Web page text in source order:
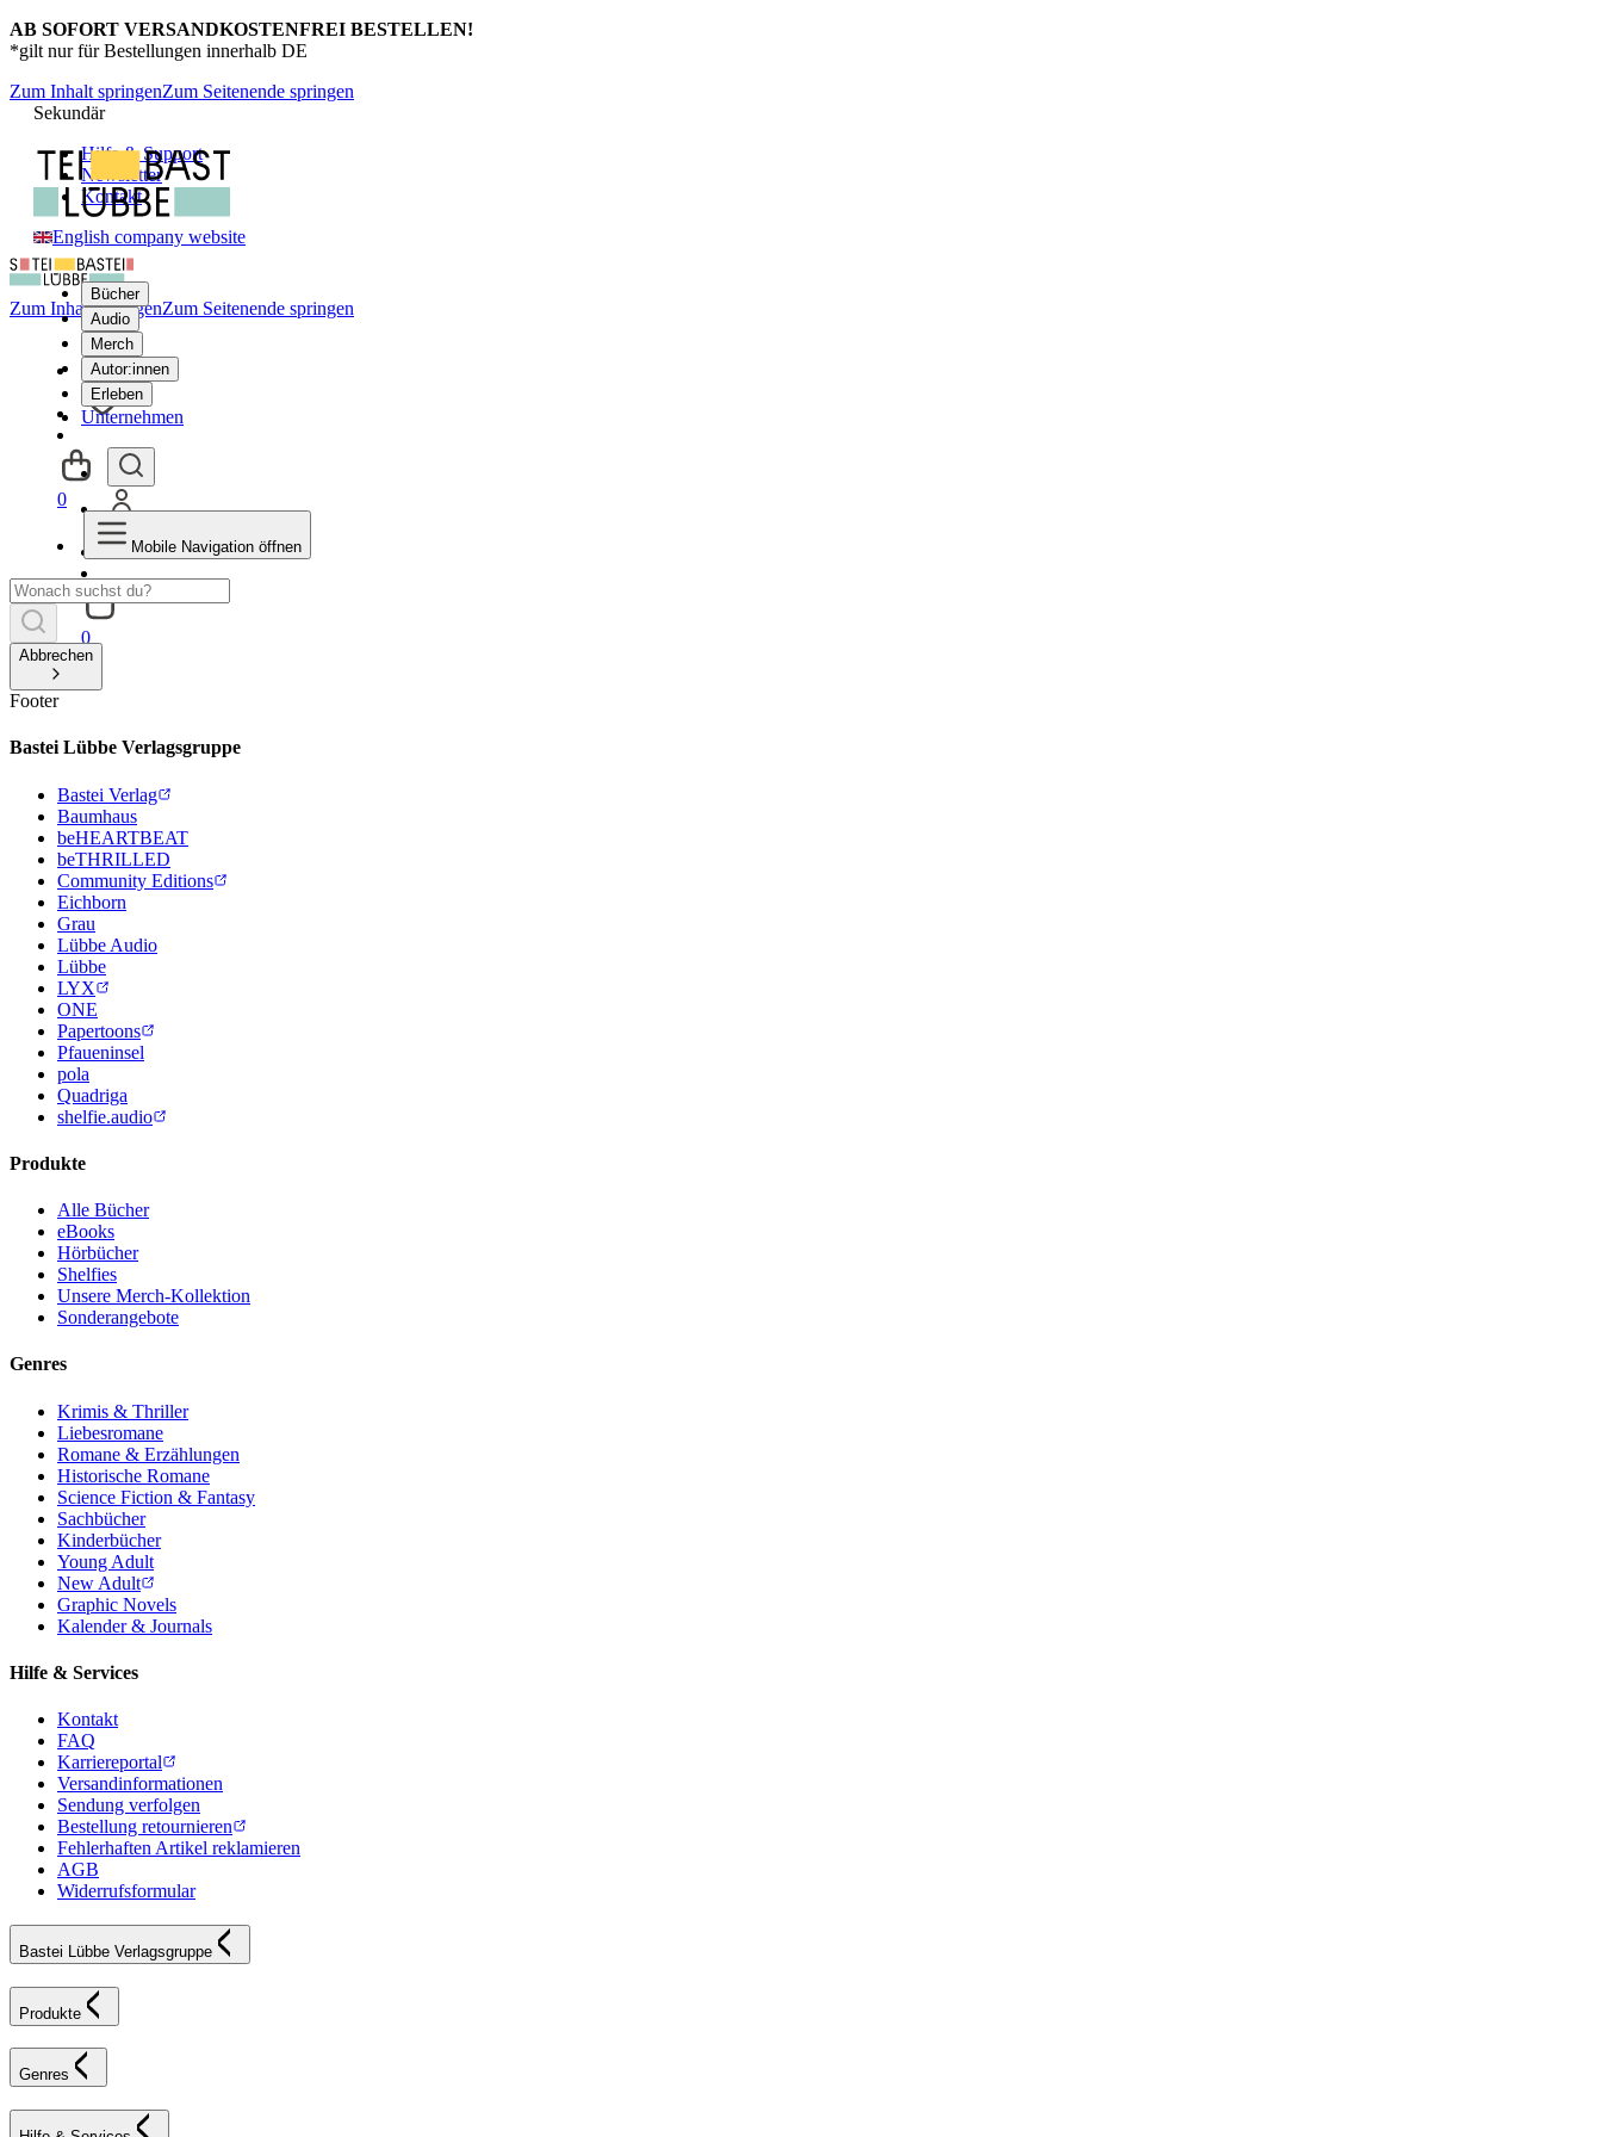
AB SOFORT VERSANDKOSTENFREI BESTELLEN!
*gilt nur für Bestellungen innerhalb DE
Zum Inhalt springenZum Seitenende springen
Sekundär
Hilfe & Support
Newsletter
Kontakt
English company website
Bücher
Audio
Merch
Autor:innen
Erleben
Unternehmen
0
Zum Inhalt springenZum Seitenende springen
0
Mobile Navigation öffnen
Abbrechen
Footer
Bastei Lübbe Verlagsgruppe
Bastei Verlag
Baumhaus
beHEARTBEAT
beTHRILLED
Community Editions
Eichborn
Grau
Lübbe Audio
Lübbe
LYX
ONE
Papertoons
Pfaueninsel
pola
Quadriga
shelfie.audio
Produkte
Alle Bücher
eBooks
Hörbücher
Shelfies
Unsere Merch-Kollektion
Sonderangebote
Genres
Krimis & Thriller
Liebesromane
Romane & Erzählungen
Historische Romane
Science Fiction & Fantasy
Sachbücher
Kinderbücher
Young Adult
New Adult
Graphic Novels
Kalender & Journals
Hilfe & Services
Kontakt
FAQ
Karriereportal
Versandinformationen
Sendung verfolgen
Bestellung retournieren
Fehlerhaften Artikel reklamieren
AGB
Widerrufsformular
Bastei Lübbe Verlagsgruppe
Produkte
Genres